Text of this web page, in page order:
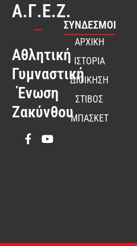
Α.Γ.Ε.Ζ.
Αθλητική
Γυμναστική
Ένωση
Ζακύνθου
ΣΎΝΔΕΣΜΟΙ
ΑΡΧΙΚΗ
ΙΣΤΟΡΙΑ
ΔΙΟΙΚΗΣΗ
ΣΤΙΒΟΣ
ΜΠΑΣΚΕΤ